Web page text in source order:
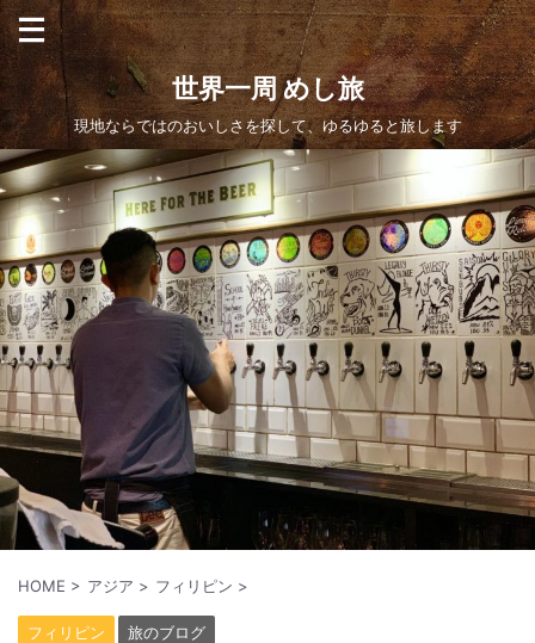
世界一周 めし旅
現地ならではのおいしさを探して、ゆるゆると旅します
HOME > アジア > フィリピン >
フィリピン 旅のブログ